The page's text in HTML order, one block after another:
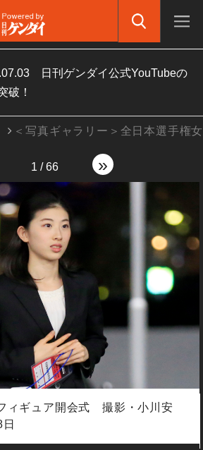
日刊ゲンダイ公式YouTubeの
破！
＜写真ギャラリー＞全日本選手権
ィギュア開会式 撮影・小川安
»
1 /66